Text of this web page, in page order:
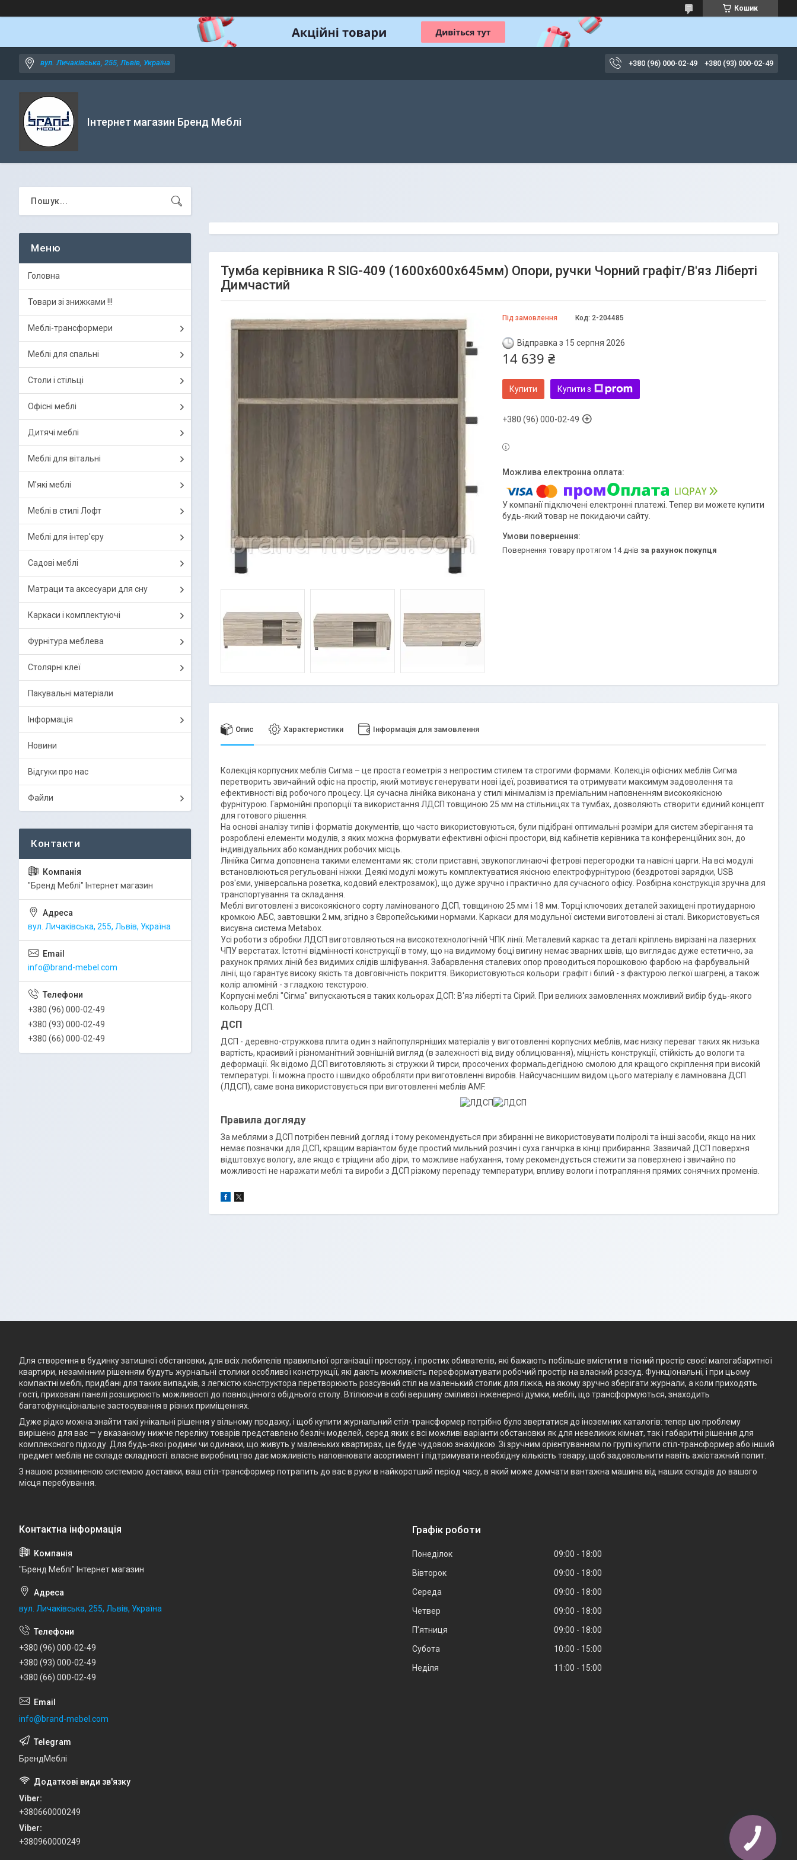
Кошик
вул. Личаківська, 255, Львів, Україна +380 (96) 000-02-49 +380 (93) 000-02-49
Інтернет магазин Бренд Меблі
Тумба керівника R SIG-409 (1600х600х645мм) Опори, ручки Чорний графіт/В'яз Ліберті
Димчастий
Під замовлення Код: 2-204485
Відправка з 15 серпня 2026
14 639 ₴
Купити Купити з
+380 (96) 000-02-49
У компанії підключені електронні платежі. Тепер ви можете купити
будь-який товар не покидаючи сайту.
повернення товару протягом 14 днів за рахунок покупця
Опис Характеристики Інформація для замовлення
Колекція корпусних меблів Сигма – це проста геометрія з непростим стилем та строгими формами. Колекція офісних меблів Сигма
перетворить звичайний офіс на простір, який мотивує генерувати нові ідеї, розвиватися та отримувати максимум задоволення та
ефективності від робочого процесу. Ця сучасна лінійка виконана у стилі мінімалізм із преміальним наповненням високоякісною
фурнітурою. Гармонійні пропорції та використання ЛДСП товщиною 25 мм на стільницях та тумбах, дозволяють створити єдиний концепт
для готового рішення.
На основі аналізу типів і форматів документів, що часто використовуються, були підібрані оптимальні розміри для систем зберігання та
розроблені елементи модулів, з яких можна формувати ефективні офісні простори, від кабінетів керівника та конференційних зон, до
індивідуальних або командних робочих місць.
Лінійка Сигма доповнена такими елементами як: столи приставні, звукопоглинаючі фетрові перегородки та навісні царги. На всі модулі
встановлюються регульовані ніжки. Деякі модулі можуть комплектуватися якісною електрофурнітурою (бездротові зарядки, USB
роз'єми, універсальна розетка, кодовий електрозамок), що дуже зручно і практично для сучасного офісу. Розбірна конструкція зручна для
транспортування та складання.
Меблі виготовлені з високоякісного сорту ламінованого ДСП, товщиною 25 мм і 18 мм. Торці ключових деталей захищені протиударною
кромкою AБС, завтовшки 2 мм, згідно з Європейськими нормами. Каркаси для модульної системи виготовлені зі сталі. Використовується
висувна система Metabox.
Усі роботи з обробки ЛДСП виготовляються на високотехнологічній ЧПК лінії. Металевий каркас та деталі кріплень вирізані на лазерних
ЧПУ верстатах. Істотні відмінності конструкції в тому, що на видимому боці вигину немає зварних швів, що виглядає дуже естетично, за
рахунок прямих ліній без видимих слідів шліфування. Забарвлення сталевих опор проводиться порошковою фарбою на фарбувальній
лінії, що гарантує високу якість та довговічність покриття. Використовуються кольори: графіт і білий - з фактурою легкої шагрені, а також
колір алюміній - з гладкою текстурою.
Корпусні меблі "Сігма" випускаються в таких кольорах ДСП: В'яз ліберті та Сірий. При великих замовленнях можливий вибір будь-якого
кольору ДСП.
ДСП
ДСП - деревно-стружкова плита один з найпопулярніших матеріалів у виготовленні корпусних меблів, має низку переваг таких як низька
вартість, красивий і різноманітний зовнішній вигляд (в залежності від виду облицювання), міцність конструкції, стійкість до вологи та
деформації. Як відомо ДСП виготовляють зі стружки й тирси, просочених формальдегідною смолою для кращого скріплення при високій
температурі. Її можна просто і швидко обробляти при виготовленні виробів. Найсучаснішим видом цього матеріалу є ламінована ДСП
(ЛДСП), саме вона використовується при виготовленні меблів AMF.
Правила догляду
За меблями з ДСП потрібен певний догляд і тому рекомендується при збиранні не використовувати поліролі та інші засоби, якщо на них
немає позначки для ДСП, кращим варіантом буде простий мильний розчин і суха ганчірка в кінці прибирання. Зазвичай ДСП поверхня
відштовхує вологу, але якщо є тріщини або діри, то можливе набухання, тому рекомендується стежити за поверхнею і звичайно по
можливості не наражати меблі та вироби з ДСП різкому перепаду температури, впливу вологи і потрапляння прямих сонячних променів.
Головна
Товари зі знижками !!!
Меблі-трансформери
Меблі для спальні
Столи і стільці
Офісні меблі
Дитячі меблі
Меблі для вітальні
М'які меблі
Меблі в стилі Лофт
Меблі для інтер'єру
Садові меблі
Матраци та аксесуари для сну
Каркаси і комплектуючі
Фурнітура меблева
Столярні клеї
Пакувальні матеріали
Інформація
Новини
Відгуки про нас
Файли
"Бренд Меблі" Інтернет магазин
вул. Личаківська, 255, Львів, Україна
info@brand-mebel.com
+380 (96) 000-02-49
+380 (93) 000-02-49
+380 (66) 000-02-49
Для створення в будинку затишної обстановки, для всіх любителів правильної організації простору, і простих обивателів, які бажають побільше вмістити в тісний простір своєї малогабаритної
квартири, незамінним рішенням будуть журнальні столики особливої конструкції, які дають можливість переформатувати робочий простір на власний розсуд. Функціональні, і при цьому
компактні меблі, придбані для таких випадків, з легкістю конструктора перетворюють розсувний стіл на маленький столик для ліжка, на якому зручно зберігати журнали, а коли приходять
гості, приховані панелі розширюють можливості до повноцінного обіднього столу. Втілюючи в собі вершину сміливої інженерної думки, меблі, що трансформуються, знаходить
багатофункціональне застосування в різних приміщеннях.
Дуже рідко можна знайти такі унікальні рішення у вільному продажу, і щоб купити журнальний стіл-трансформер потрібно було звертатися до іноземних каталогів: тепер цю проблему
вирішено для вас — у вказаному нижче переліку товарів представлено безліч моделей, серед яких є всі можливі варіанти обстановки як для невеликих кімнат, так і габаритні рішення для
комплексного підходу. Для будь-якої родини чи одинаки, що живуть у маленьких квартирах, це буде чудовою знахідкою. Зі зручним орієнтуванням по групі купити стіл-трансформер або інший
предмет меблів не складе складності: власне виробництво дає можливість наповнювати асортимент і підтримувати необхідну кількість товару, щоб задовольнити навіть ажіотажний попит.
З нашою розвиненою системою доставки, ваш стіл-трансформер потрапить до вас в руки в найкоротший період часу, в який може домчати вантажна машина від наших складів до вашого
місця перебування.
"Бренд Меблі" Інтернет магазин
вул. Личаківська, 255, Львів, Україна
+380 (96) 000-02-49
+380 (93) 000-02-49
+380 (66) 000-02-49
info@brand-mebel.com
БрендМеблі
Viber
+380660000249
Viber
+380960000249
Графік роботи
Понеділок 09:00
18:00
Вівторок
09:00
18:00
Середа
09:00
18:00
Четвер
09:00
18:00
Пʼятниця
09:00
18:00
Субота
10:00
15:00
Неділя
11:00 15:00